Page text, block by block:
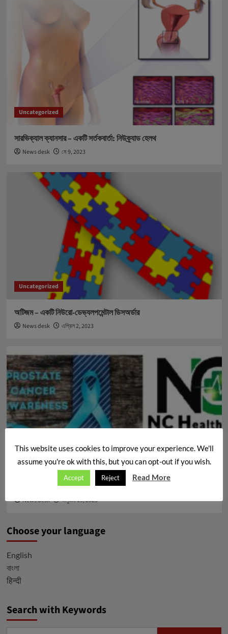
Uncategorized
সারভিক্যাল ক্যানসার – একটি সর্তকবার্তা: নিউক্র্যাড হেলথ
News desk মে 9, 2023
Uncategorized
অটিজম – একটি নিউরো-ডেভ্যলপমেন্টাল ডিসঅর্ডার
News desk এপ্রিল 2, 2023
Uncategorized
প্রস্টেট ক্যান্সার প্রতিরোধে সচেতন হোন
News desk জানুয়ারি 15, 2023
Choose your language
English
বাংলা
हिन्दी
Search with Keywords
This website uses cookies to improve your experience. We'll
assume you're ok with this, but you can opt-out if you wish.
Accept Reject Read More